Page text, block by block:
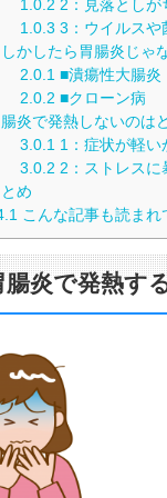
1.0.2 2：見落としが
1.0.3 3：ウイルスや
かしたら胃腸炎じゃ
2.0.1 ■潰瘍性大腸炎
2.0.2 ■クローン病
炎で発熱しないのは
3.0.1 1：症状が軽い
3.0.2 2：ストレスに
め
こんな記事も読まれ
腸炎で発熱す